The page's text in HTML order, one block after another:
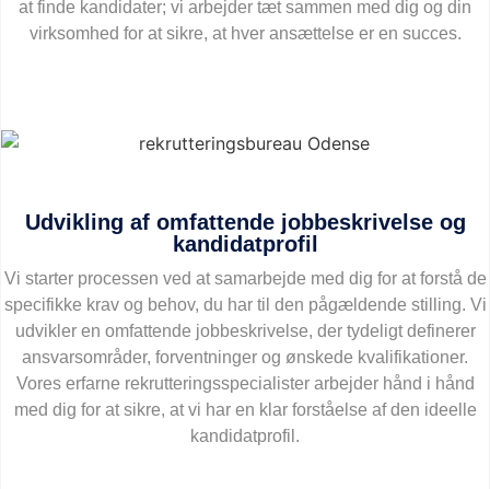
at finde kandidater; vi arbejder tæt sammen med dig og din
virksomhed for at sikre, at hver ansættelse er en succes.
Udvikling af omfattende jobbeskrivelse og
kandidatprofil
Vi starter processen ved at samarbejde med dig for at forstå de
specifikke krav og behov, du har til den pågældende stilling. Vi
udvikler en omfattende jobbeskrivelse, der tydeligt definerer
ansvarsområder, forventninger og ønskede kvalifikationer.
Vores erfarne rekrutteringsspecialister arbejder hånd i hånd
med dig for at sikre, at vi har en klar forståelse af den ideelle
kandidatprofil.